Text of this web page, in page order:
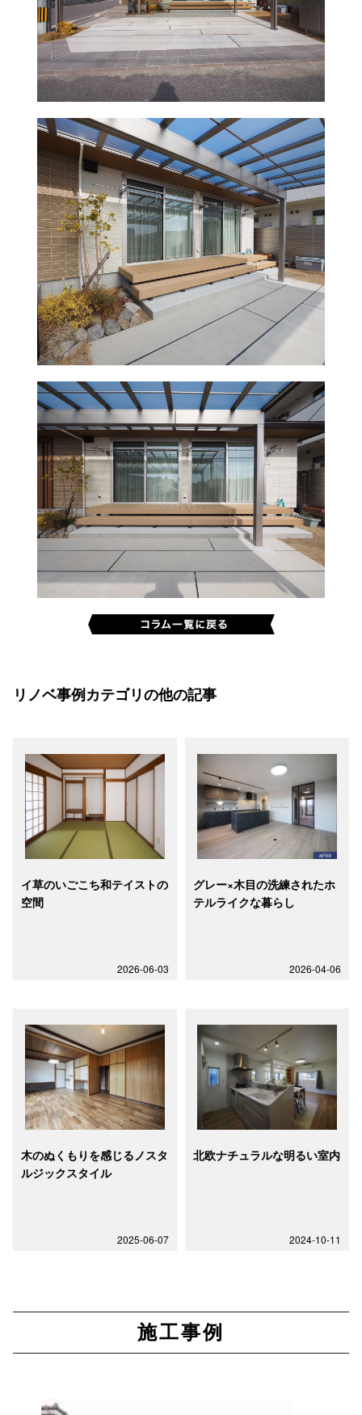
リノベ事例カテゴリの他の記事
イ草のいごこち和テイストの
空間
2026-06-03
グレー×木目の洗練されたホ
テルライクな暮らし
2026-04-06
木のぬくもりを感じるノスタ
ルジックスタイル
2025-06-07
北欧ナチュラルな明るい室内
2024-10-11
施工事例